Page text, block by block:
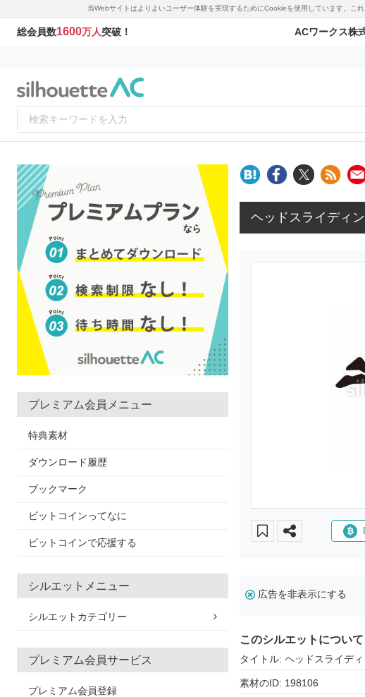
当Webサイトはよりよいユーザー体験を実現するためにCookieを使用しています。こ
総会員数1600万人突破！ ACワークス株
プレミアム会員メニュー
特典素材
ダウンロード履歴
ブックマーク
ビットコインってなに
ビットコインで応援する
シルエットメニュー
シルエットカテゴリー
プレミアム会員サービス
プレミアム会員登録
ヘッドスライディ
広告を非表示にする
このシルエットについて
タイトル: ヘッドスライデ
素材のID: 198106